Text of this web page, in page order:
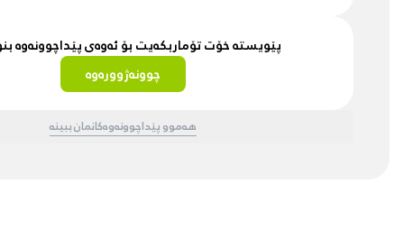
پێویستە خۆت تۆماربکەیت بۆ ئەوەی پێداچوونەوە
چوونەژوورەوە
هەموو پێداچوونەوەکانمان ببینە